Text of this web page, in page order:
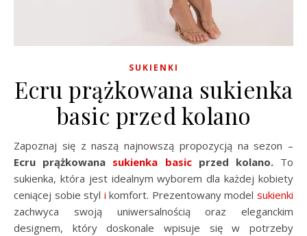
SUKIENKI
Ecru prążkowana sukienka
basic przed kolano
Zapoznaj się z naszą najnowszą propozycją na sezon –
Ecru prążkowana sukienka basicprzed kolano. To
sukienka, która jest idealnym wyborem dla każdej kobiety
ceniącej sobie styl i komfort. Prezentowany modelsukienki
zachwyca swoją uniwersalnością oraz eleganckim
designem, który doskonale wpisuje się w potrzeby